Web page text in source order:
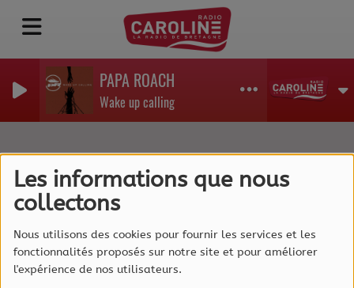
Les informations que nous
collectons
Nous utilisons des cookies pour fournir les services et les
fonctionnalités proposés sur notre site et pour améliorer
l'expérience de nos utilisateurs.
PAPA ROACH
Wake up calling
Emission
Tous Lu Ma Me Je Ve